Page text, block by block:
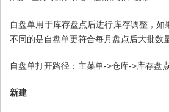
自盘单用于库存盘点后进行库存调整，
不同的是自盘单更符合每月盘点后大批数
自盘单打开路径：主菜单->仓库->库存盘
新建